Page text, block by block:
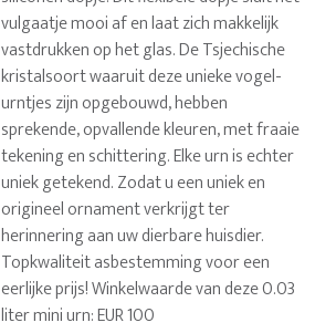
vulgaatje mooi af en laat zich makkelijk
vastdrukken op het glas. De Tsjechische
kristalsoort waaruit deze unieke vogel-
urntjes zijn opgebouwd, hebben
sprekende, opvallende kleuren, met fraaie
tekening en schittering. Elke urn is echter
uniek getekend. Zodat u een uniek en
origineel ornament verkrijgt ter
herinnering aan uw dierbare huisdier.
Topkwaliteit asbestemming voor een
eerlijke prijs! Winkelwaarde van deze 0.03
liter mini urn: EUR 100